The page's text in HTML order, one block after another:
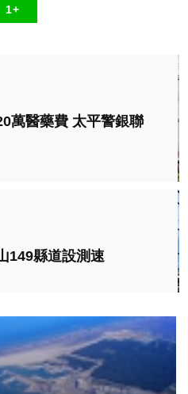
1+
萬醫藥費 太平警銀聯
149縣道設測速